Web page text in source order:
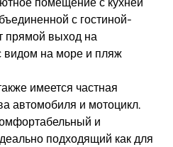
с гостиной-
прямой выход на
видом на море и пляж
имеется частная
автомобиля и мотоцикл.
и
подходящий как для